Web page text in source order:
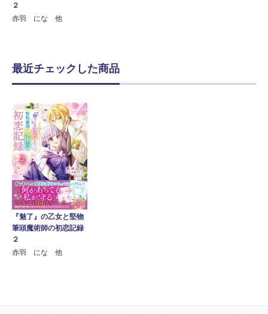
２
赤羽 にな 他
最近チェックした商品
『魅了』の乙女と堅物
筆頭魔術師の初恋記録
２
赤羽 にな 他